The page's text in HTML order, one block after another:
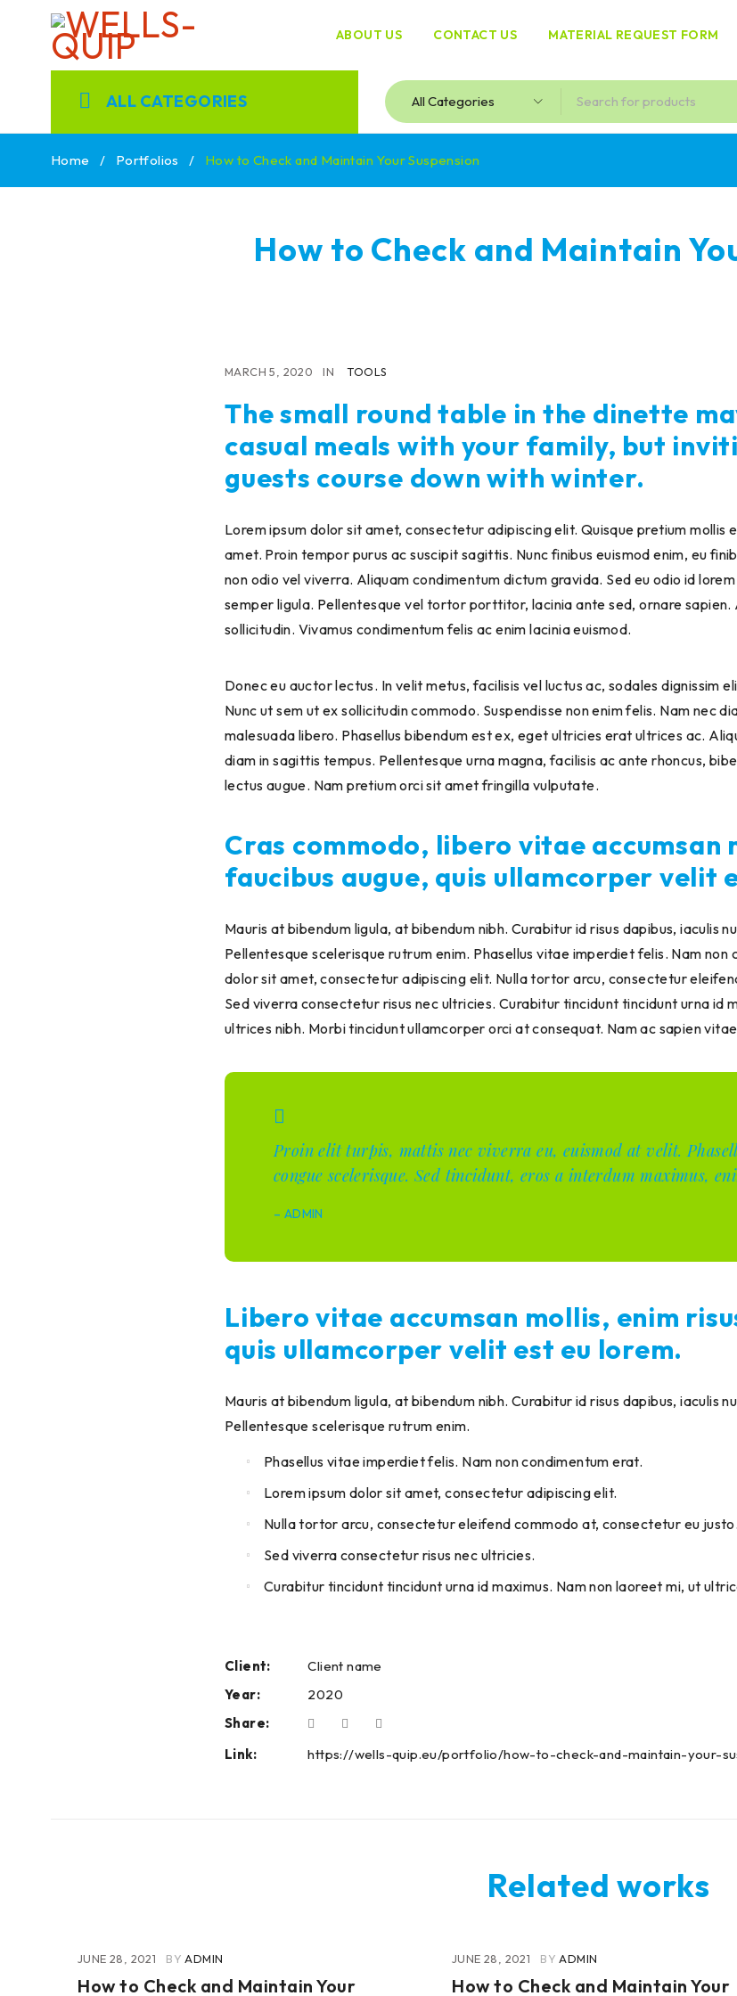
ABOUT US CONTACT US MATERIAL REQUEST FORM
ALL CATEGORIES
Home / Portfolios / How to Check and Maintain Your Suspension
How to Check and Maintain
MARCH 5, 2020 IN TOOLS
The small round table in the dinette
casual meals with your family, but
guests course down with winter.
Lorem ipsum dolor sit amet, consectetur adipiscing elit. Quisque pretium mollis
amet. Proin tempor purus ac suscipit sagittis. Nunc finibus euismod enim, eu
non odio vel viverra. Aliquam condimentum dictum gravida. Sed eu odio id
semper ligula. Pellentesque vel tortor porttitor, lacinia ante sed, ornare
sollicitudin. Vivamus condimentum felis ac enim lacinia euismod.
Donec eu auctor lectus. In velit metus, facilisis vel luctus ac, sodales dignissim
Nunc ut sem ut ex sollicitudin commodo. Suspendisse non enim felis. Nam nec
malesuada libero. Phasellus bibendum est ex, eget ultricies erat ultrices ac.
diam in sagittis tempus. Pellentesque urna magna, facilisis ac ante rhoncus,
lectus augue. Nam pretium orci sit amet fringilla vulputate.
Cras commodo, libero vitae accumsan
faucibus augue, quis ullamcorper velit
Mauris at bibendum ligula, at bibendum nibh. Curabitur id risus dapibus, iaculis
Pellentesque scelerisque rutrum enim. Phasellus vitae imperdiet felis. Nam non
dolor sit amet, consectetur adipiscing elit. Nulla tortor arcu, consectetur
Sed viverra consectetur risus nec ultricies. Curabitur tincidunt tincidunt urna id
ultrices nibh. Morbi tincidunt ullamcorper orci at consequat. Nam ac sapien
Proin elit turpis, mattis nec viverra eu, euismod at velit.
congue scelerisque. Sed tincidunt, eros a interdum maximus,
– ADMIN
Libero vitae accumsan mollis, enim
quis ullamcorper velit est eu lorem.
Mauris at bibendum ligula, at bibendum nibh. Curabitur id risus dapibus, iaculis
Pellentesque scelerisque rutrum enim.
Phasellus vitae imperdiet felis. Nam non condimentum erat.
Lorem ipsum dolor sit amet, consectetur adipiscing elit.
Nulla tortor arcu, consectetur eleifend commodo at, consectetur eu justo.
Sed viverra consectetur risus nec ultricies.
Curabitur tincidunt tincidunt urna id maximus. Nam non laoreet mi, ut
Client:
Client name
Year:
2020
Share:
Link:
https://wells-quip.eu/portfolio/how-to-check-and-maintain-your-
Related works
JUNE 28, 2021 BY ADMIN
How to Check and Maintain Your
JUNE 28, 2021 BY ADMIN
How to Check and Maintain Your